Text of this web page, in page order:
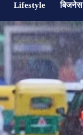
Lifestyle बिजनेस